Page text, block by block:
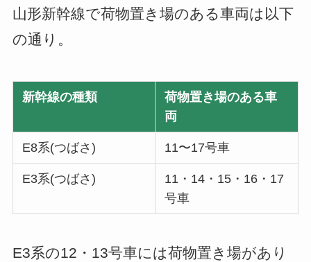
山形新幹線で荷物置き場のある車両は以下
の通り。
新幹線の種類
荷物置き場のある車
両
E8系(つばさ) 11〜17号車
E3系(つばさ)
11・14・15・16・17
号車
E3系の12・13号車には荷物置き場があり